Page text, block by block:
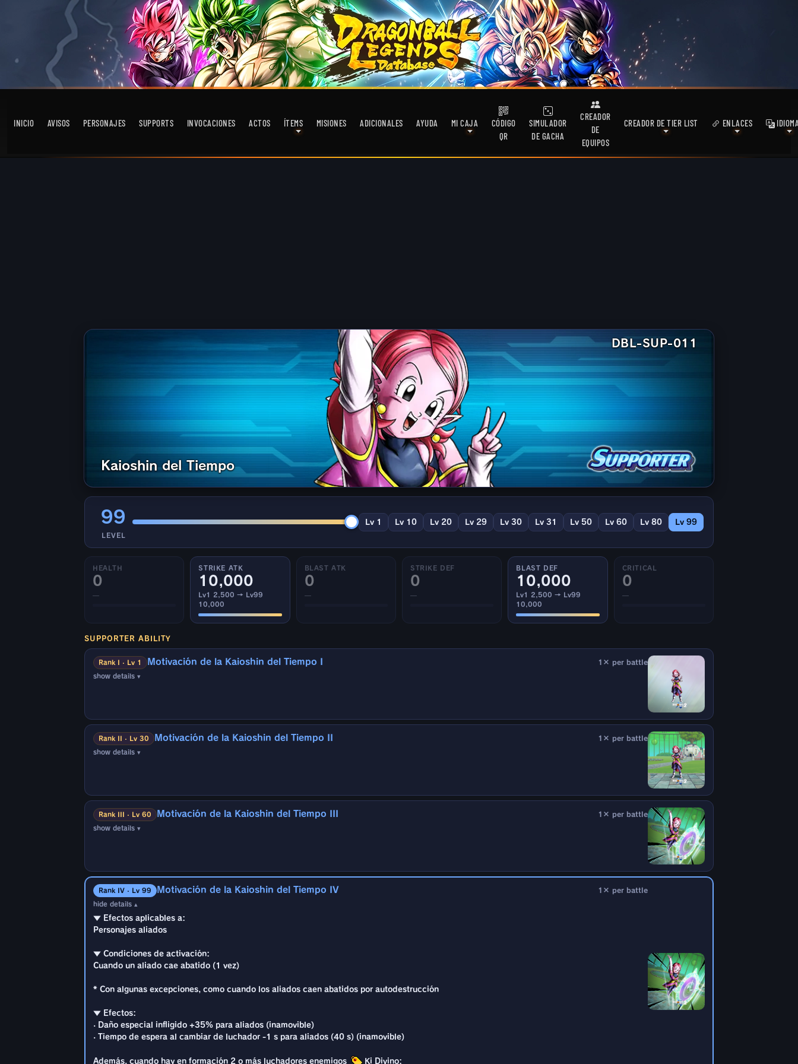
INICIO AVISOS PERSONAJES SUPPORTS INVOCACIONES ACTOS ÍTEMS MISIONES ADICIONALES AYUDA MI CAJA
CÓDIGO
QR
SIMULADOR
DE GACHA
CREADOR
DE
EQUIPOS
CREADOR DE TIER LIST ENLACES
Kaioshin del Tiempo
DBL-SUP-011
99
LEVEL
Lv 1 Lv 10 Lv 20 Lv 29 Lv 30 Lv 31 Lv 50 Lv 60 Lv 80 Lv 99
HEALTH
0
—
STRIKE ATK
10,000
Lv1 2,500 → Lv99
10,000
BLAST ATK
0
—
STRIKE DEF
0
—
BLAST DEF
10,000
Lv1 2,500 → Lv99
10,000
CRITICAL
0
—
SUPPORTER ABILITY
Rank I · Lv 1 Motivación de la Kaioshin del Tiempo I 1× per battle
show details ▾
▼ Condiciones de activación:
Cuando un aliado cae abatido (1 vez)
· Tiempo de espera al cambiar de luchador -1 s para aliados (20 s)
Además, cuando hay en formación 2 o más luchadores enemigos
Rank II · Lv 30 Motivación de la Kaioshin del Tiempo II 1× per battle
show details ▾
▼ Condiciones de activación:
Cuando un aliado cae abatido (1 vez)
· Daño especial infligido +30% para aliados (inamovible)
· Tiempo de espera al cambiar de luchador -1 s para aliados (30 s) (inamovible)
Además, cuando hay en formación 2 o más luchadores enemigos
· Tiempo de espera al cambiar de luchador -1 s para aliados (30 s) (inamovible)
Rank III · Lv 60 Motivación de la Kaioshin del Tiempo III 1× per battle
show details ▾
▼ Condiciones de activación:
Cuando un aliado cae abatido (1 vez)
* Con algunas excepciones, como cuando los aliados caen abatidos por autodestrucción
▼ Efectos:
· Daño especial infligido +33% para aliados (inamovible)
· Tiempo de espera al cambiar de luchador -1 s para aliados (35 s) (inamovible)
Además, cuando hay en formación 2 o más luchadores enemigos
Ki Divino:
Rank IV · Lv 99 Motivación de la Kaioshin del Tiempo IV 1× per battle
hide details ▴
▼ Efectos aplicables a:
Personajes aliados
▼ Condiciones de activación:
Cuando un aliado cae abatido (1 vez)
* Con algunas excepciones, como cuando los aliados caen abatidos por autodestrucción
▼ Efectos:
· Daño especial infligido +35% para aliados (inamovible)
· Tiempo de espera al cambiar de luchador -1 s para aliados (40 s) (inamovible)
Además, cuando hay en formación 2 o más luchadores enemigos Ki Divino: